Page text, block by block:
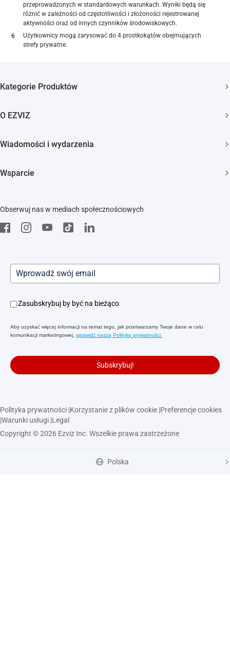
przeprowadzonych w standardowych warunkach. Wyniki będą się
różnić w zależności od częstotliwości i złożoności rejestrowanej
aktywności oraz od innych czynników środowiskowych.
Użytkownicy mogą zarysować do 4 prostkokątów obejmujących
strefy prywatne.
Kategorie Produktów
O EZVIZ
Trust Center
Wiadomości i wydarzenia
Wsparcie
Pobierz
Obserwuj nas w mediach społecznościowych
Zasubskrybuj by być na bieżąco
Aby uzyskać więcej informacji na temat tego, jak przetwarzamy Twoje dane w celu
komunikacji marketingowej, sprawdź naszą Politykę prywatności.
Subskrybuj!
Polityka prywatności |Korzystanie z plików cookie |Preferencje cookies
|Warunki usługi |Legal
Copyright © 2026 Ezviz Inc. Wszelkie prawa zastrzeżone
Polska